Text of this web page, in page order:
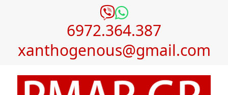
6972.364.387
xanthogenous@gmail.com